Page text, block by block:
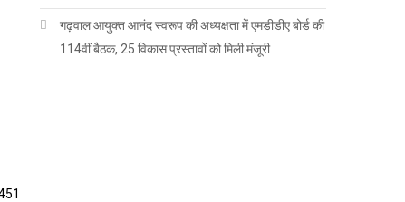
गढ़वाल आयुक्त आनंद स्वरूप की अध्यक्षता में एमडीडीए बोर्ड की
114वीं बैठक, 25 विकास प्रस्तावों को मिली मंजूरी